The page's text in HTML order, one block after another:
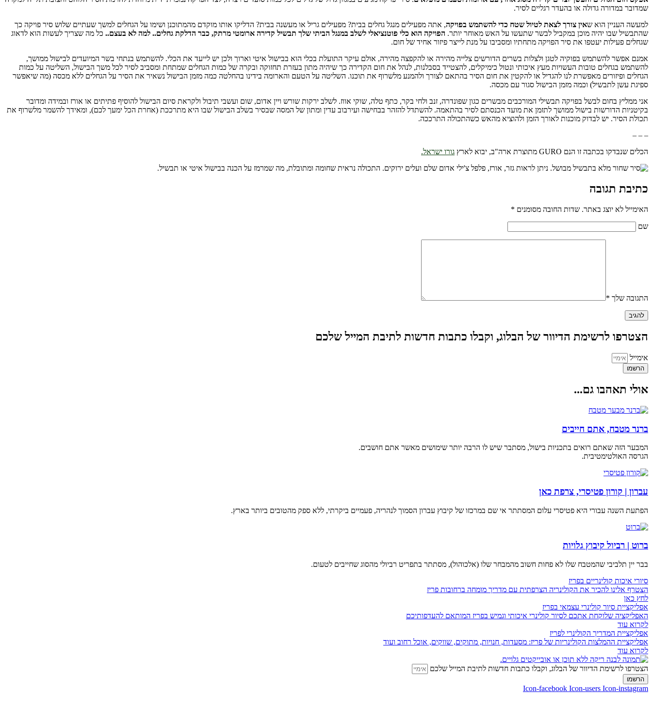
שמדובר במדורה גדולה או בהעדר רגליים לסיר.
למעשה העניין הוא שאין צורך לצאת לטיול שטח כדי להשתמש בפויקה, אתה מפעילים מנגל גחלים בבית? מפעילים גריל או מעשנה בבית? הדליקו אותו מוקדם מהמתוכנן ושימו על הגחלים למשך שעתיים שלוש סיר פויקה כך
שהתבשיל שבו יהיה מוכן במקביל לבשר שתעשו על האש מאוחר יותר. הפויקה הוא כלי פוטנציאלי לשלב במנגל הביתי שלך תבשיל קדירה ארומטי מרתק, כבר הדלקת גחלים.. למה לא בעצם.. כל מה שצריך לעשות הוא לדאוג
שגחלים פעילות יעטפו את סיר הפויקה מתחתיו ומסביבו על מנת לייצר פיזור אחיד של חום.
אמנם אפשר להשתמש בפוקיה לטגן ולצלות בשרים הדורשים צלייה מהירה או להקפצה מהירה, אולם עיקר התועלת בכלי הוא בבישול איטי וארוך ולכן יש לייעד את הכלי. להשתמש בנתחי בשר המיועדים לבישול ממושך,
להשתמש בגחלים טובות העשויות מעץ איכותי ונטול כימיקלים, להצטייד בסבלנות, לנהל את חום הקדירה כך שיהיה מתון בעזרת תחזוקה ובקרה של כמות הגחלים שמתחת ומסביב לסיר לכל משך הבישול, השליטה על כמות
הגחלים ופיזורים מאפשרת לנו להגדיל או להקטין את חום הסיר בהתאם לצורך ולהמנע מלשרוף את תוכנו. השליטה על הטעם והארומה בידינו בהחלטה כמה מזמן הבישול נשאיר את הסיר על הגחלים ללא מכסה (מה שיאפשר
ספיגת עשן לתבשיל) וכמה מזמן הבישול סגור עם מכסה.
אני ממליץ בחום לבשל בפויקה תבשילי המורכבים מבשרים כגון שפונדרה, זנב ולחי בקר, כתף טלה, שוקי אווז. לשלב ירקות שורש ויין אדום, שום ועשבי תיבול ולקראת סיום הבישול להוסיף פתיתים או אורז ובמידה ומדובר
בקיטניות הדורשות בישול ממושך לתזמן את מועד הכנסתם לסיר בהתאמה. להשתדל להזהר בבחישה ועירבוב עדין ומתון של המסה שבסיר בשלב הבישול שבו היא מתרככת (אחרת הכל ימעך לכם), ומאידך להשמר מלשרוף את
תכולת הסיר. יש לבדוק מוכנות לאורך הזמן ולהוציא מהאש כשהתכולה התרככה.
– – –
הכלים שנבדקו בכתבה זו הנם GURO מתוצרת ארה"ב, יבוא לארץ
גורו ישראל.
כתיבת תגובה
האימייל לא יוצג באתר. שדות החובה מסומנים *
שם
התגובה שלך *
הצטרפו לרשימת הדיוור של הבלוג, וקבלו כתבות חדשות לתיבת המייל שלכם
אימייל
הרשמו
אולי תאהבו גם...
ברנר מטבח, אתם חייבים
המבער הזה שאתם רואים בתכניות בישול, מסתבר שיש לו הרבה יותר שימושים מאשר אתם חושבים.
הגרסה האולטימטיבית.
עברון | קורון פטיסרי, צרפת כאן
הפתעת השנה עבורי היא פטיסרי עלום המסתתר אי שם במרכזו של קיבוץ עברון הסמוך לנהריה, פעמיים ביקרתי, ללא ספק מהטובים ביותר בארץ.
ברוט | רביול קיבוץ גלויות
בבר יין תלביבי שהמטבח שלו לא פחות חשוב מהמבחר שלו (אלכוהול), מסתתר בתפריט רביולי מהסוג שחייבים לטעום.
סיורי איכות קולינריים בפריז
הצטרף אלינו להכיר את הקולינריה הצרפתית עם מדריך מומחה ברחובות פריז
לחץ כאן
אפליקציית סיור קולינרי עצמאי בפריז
האפליקציה שלוקחת אתכם לסיור קולינרי איכותי וגמיש בפריז המותאם להעדפותיכם
לקרוא עוד
אפליקציית המדריך הקולינרי לפריז
אפליקציית ההמלצות הקולינריות של פריז: מסעדות, חנויות, מתוקים, שווקים, אוכל רחוב ועוד
לקרוא עוד
הצטרפו לרשימת הדיוור של הבלוג, וקבלו כתבות חדשות לתיבת המייל שלכם
הרשמו
Icon-facebook Icon-users Icon-instagram